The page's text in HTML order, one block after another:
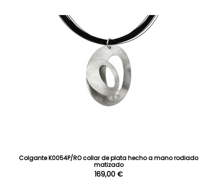
Colgante K0054P/RO collar de plata hecho a mano rodiado
matizado
169,00 €